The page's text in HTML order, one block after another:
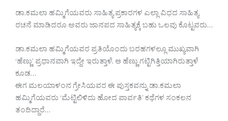
ಡಾ.ಕಮಲಾ ಹಮ್ಮಿಗೆಯವರು ಸಾಹಿತ್ಯ ಪ್ರಕಾರಗಳ ಎಲ್ಲಾ ವಿಧದ ಸಾಹಿತ್ಯ
ರಚನೆ ಮಾಡಿದರೂ ಅವರು ಜಾನಪದ ಸಾಹಿತ್ಯಕ್ಕೆ ಬಹು ಒಲವು ಕೊಟ್ಟವರು…
ಡಾ.ಕಮಲಾ ಹಮ್ಮಿಗೆಯವರ ಪ್ರತಿಯೊಂದು ಬರಹಗಳಲ್ಲೂ ಮುಖ್ಯವಾಗಿ
‘ಹೆಣ್ಣು’ ಪ್ರಧಾನವಾಗಿ ಇದ್ದೇ ಇರುತ್ತಾಳೆ. ಆ ಹೆಣ್ಣು ಗಟ್ಟಿಗಿತ್ತಿಯಾಗಿರುತ್ತಾಳೆ
ಕೂಡ…
ಈಗ ಮಲಯಾಳಂನ ಗ್ರೇಸಿಯವರ ಈ ಪುಸ್ತಕವನ್ನು ಡಾ.ಕಮಲಾ
ಹಮ್ಮಿಗೆಯವರು ‘ಮೆಟ್ಟಿಲಿಳಿದು ಹೋದ ಪಾರ್ವತಿ’ ಕಥೆಗಳ ಸಂಕಲನ
ತಂದಿದ್ದಾರೆ…